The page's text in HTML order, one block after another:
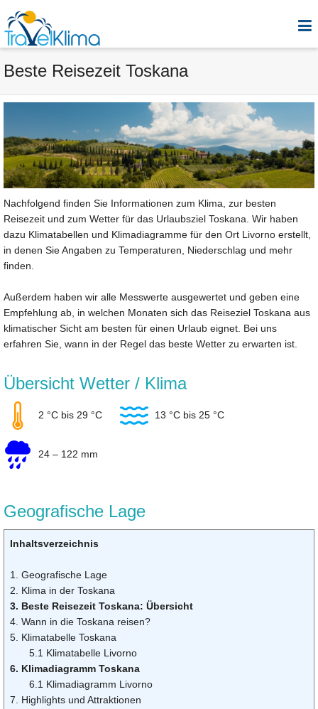
Beste Reisezeit Toskana
Nachfolgend finden Sie Informationen zum Klima, zur besten
Reisezeit und zum Wetter für das Urlaubsziel Toskana. Wir haben
dazu Klimatabellen und Klimadiagramme für den Ort Livorno erstellt,
in denen Sie Angaben zu Temperaturen, Niederschlag und mehr
finden.
Außerdem haben wir alle Messwerte ausgewertet und geben eine
Empfehlung ab, in welchen Monaten sich das Reiseziel Toskana aus
klimatischer Sicht am besten für einen Urlaub eignet. Bei uns
erfahren Sie, wann in der Regel das beste Wetter zu erwarten ist.
Übersicht Wetter / Klima
2 °C bis 29 °C 13 °C bis 25 °C
24 – 122 mm
Geografische Lage
Inhaltsverzeichnis
1. Geografische Lage
2. Klima in der Toskana
3. Beste Reisezeit Toskana: Übersicht
4. Wann in die Toskana reisen?
5. Klimatabelle Toskana
5.1 Klimatabelle Livorno
6. Klimadiagramm Toskana
6.1 Klimadiagramm Livorno
7. Highlights und Attraktionen